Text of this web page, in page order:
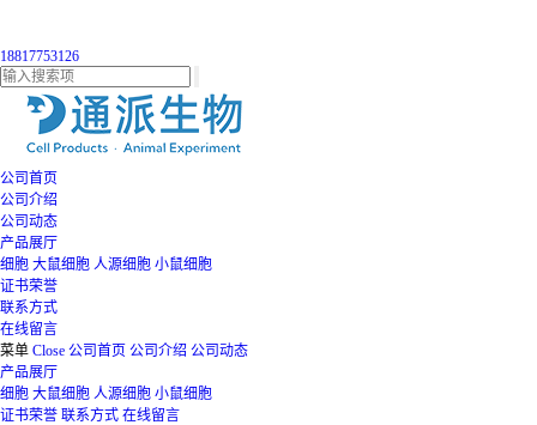
18817753126
公司首页
公司介绍
公司动态
产品展厅
细胞 大鼠细胞 人源细胞 小鼠细胞
证书荣誉
联系方式
在线留言
菜单 Close 公司首页 公司介绍 公司动态
产品展厅
细胞 大鼠细胞 人源细胞 小鼠细胞
证书荣誉 联系方式 在线留言